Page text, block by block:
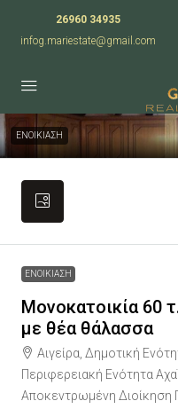
26960 34935
infog.mariestate@gmail.com
ΕΝΟΙΚΙΑΣΗ
ΕΝΟΙΚΙΑΣΗ
Μονοκατοικία 60
με θέα θάλασσα
Αιγείρα, Δημοτική
Περιφερειακή Ενότητα
Αποκεντρωμένη Διοίκηση